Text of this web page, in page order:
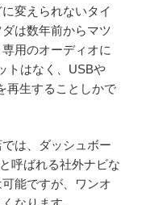
変えられないタイ
は数年前からマツ
用のオーディオに
トはなく、USBや
再生することしかで
は、ダッシュボー
呼ばれる社外ナビな
能ですが、ワンオ